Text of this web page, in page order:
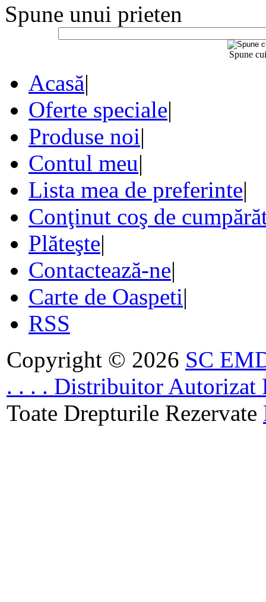
Spune unui prieten
Spune
Acasă|
Oferte speciale|
Produse noi|
Contul meu|
Lista mea de preferinte|
Conţinut coş de
Plăteşte|
Contactează-ne|
Carte de Oaspeti|
RSS
Copyright © 2026 SC
. . . . Distribuitor Autorizat
Toate Drepturile Rezervate